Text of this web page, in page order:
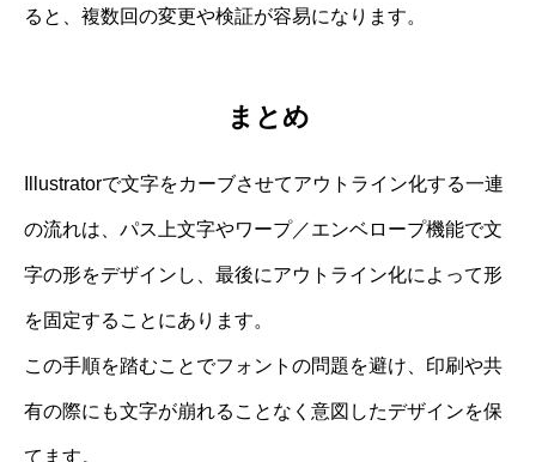
ると、複数回の変更や検証が容易になります。
まとめ
Illustratorで文字をカーブさせてアウトライン化する一連
の流れは、パス上文字やワープ／エンベロープ機能で文
字の形をデザインし、最後にアウトライン化によって形
を固定することにあります。
この手順を踏むことでフォントの問題を避け、印刷や共
有の際にも文字が崩れることなく意図したデザインを保
てます。